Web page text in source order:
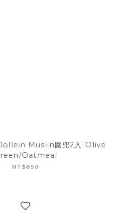
Muslin圍兜2入-Olive
Oatmeal
NT$650